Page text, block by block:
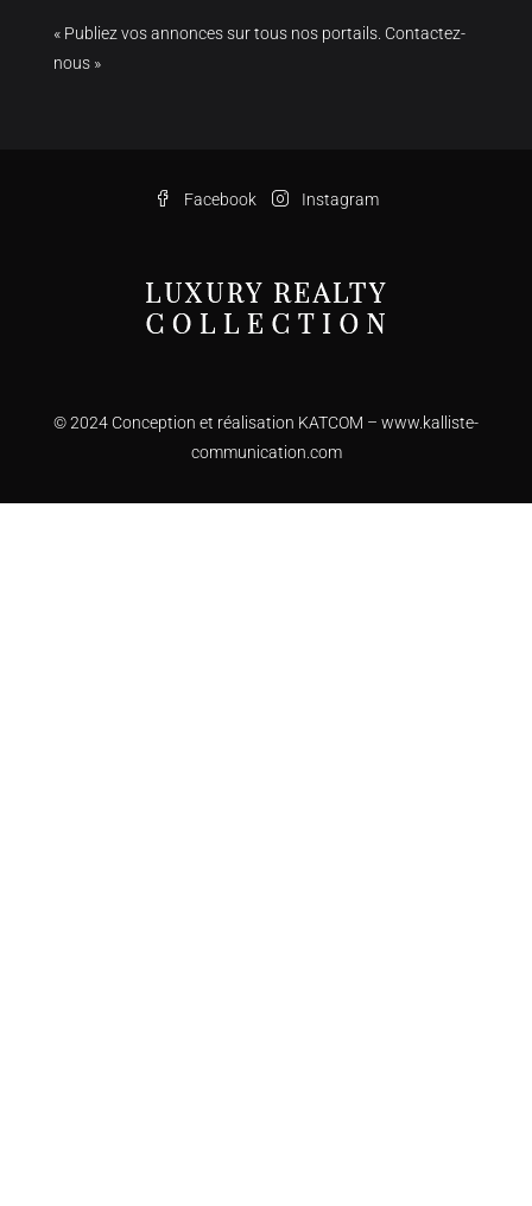
« Publiez vos annonces sur tous nos portails. Contactez-
nous »
Facebook Instagram
© 2024 Conception et réalisation KATCOM – www.kalliste-
communication.com